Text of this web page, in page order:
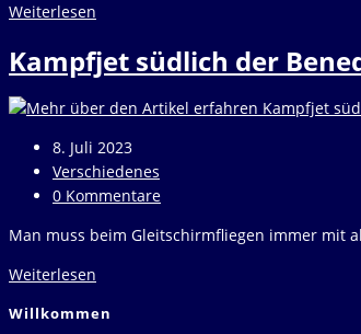
Weiterlesen
–
Geht
nicht,
nicht
Kampfjet südlich der
Beitrag
veröffentlicht:
8. Juli 2023
Beitrags-
Kategorie:
Verschiedenes
Beitrags-
0 Kommentare
Man muss beim Gleitschirmfliegen immer mit
Weiterlesen
der
Willkommen